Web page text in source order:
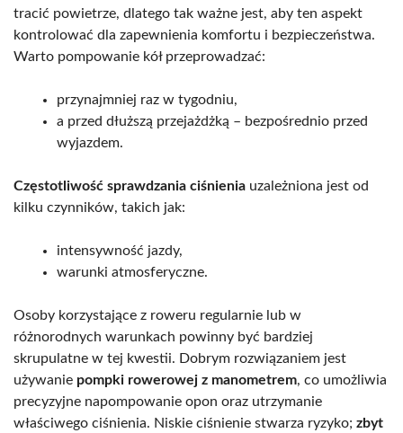
tracić powietrze, dlatego tak ważne jest, aby ten aspekt
kontrolować dla zapewnienia komfortu i bezpieczeństwa.
Warto pompowanie kół przeprowadzać:
przynajmniej raz w tygodniu,
a przed dłuższą przejażdżką – bezpośrednio przed
wyjazdem.
Częstotliwość sprawdzania ciśnienia uzależniona jest od
kilku czynników, takich jak:
intensywność jazdy,
warunki atmosferyczne.
Osoby korzystające z roweru regularnie lub w
różnorodnych warunkach powinny być bardziej
skrupulatne w tej kwestii. Dobrym rozwiązaniem jest
używanie pompki rowerowej z manometrem, co umożliwia
precyzyjne napompowanie opon oraz utrzymanie
właściwego ciśnienia. Niskie ciśnienie stwarza ryzyko; zbyt